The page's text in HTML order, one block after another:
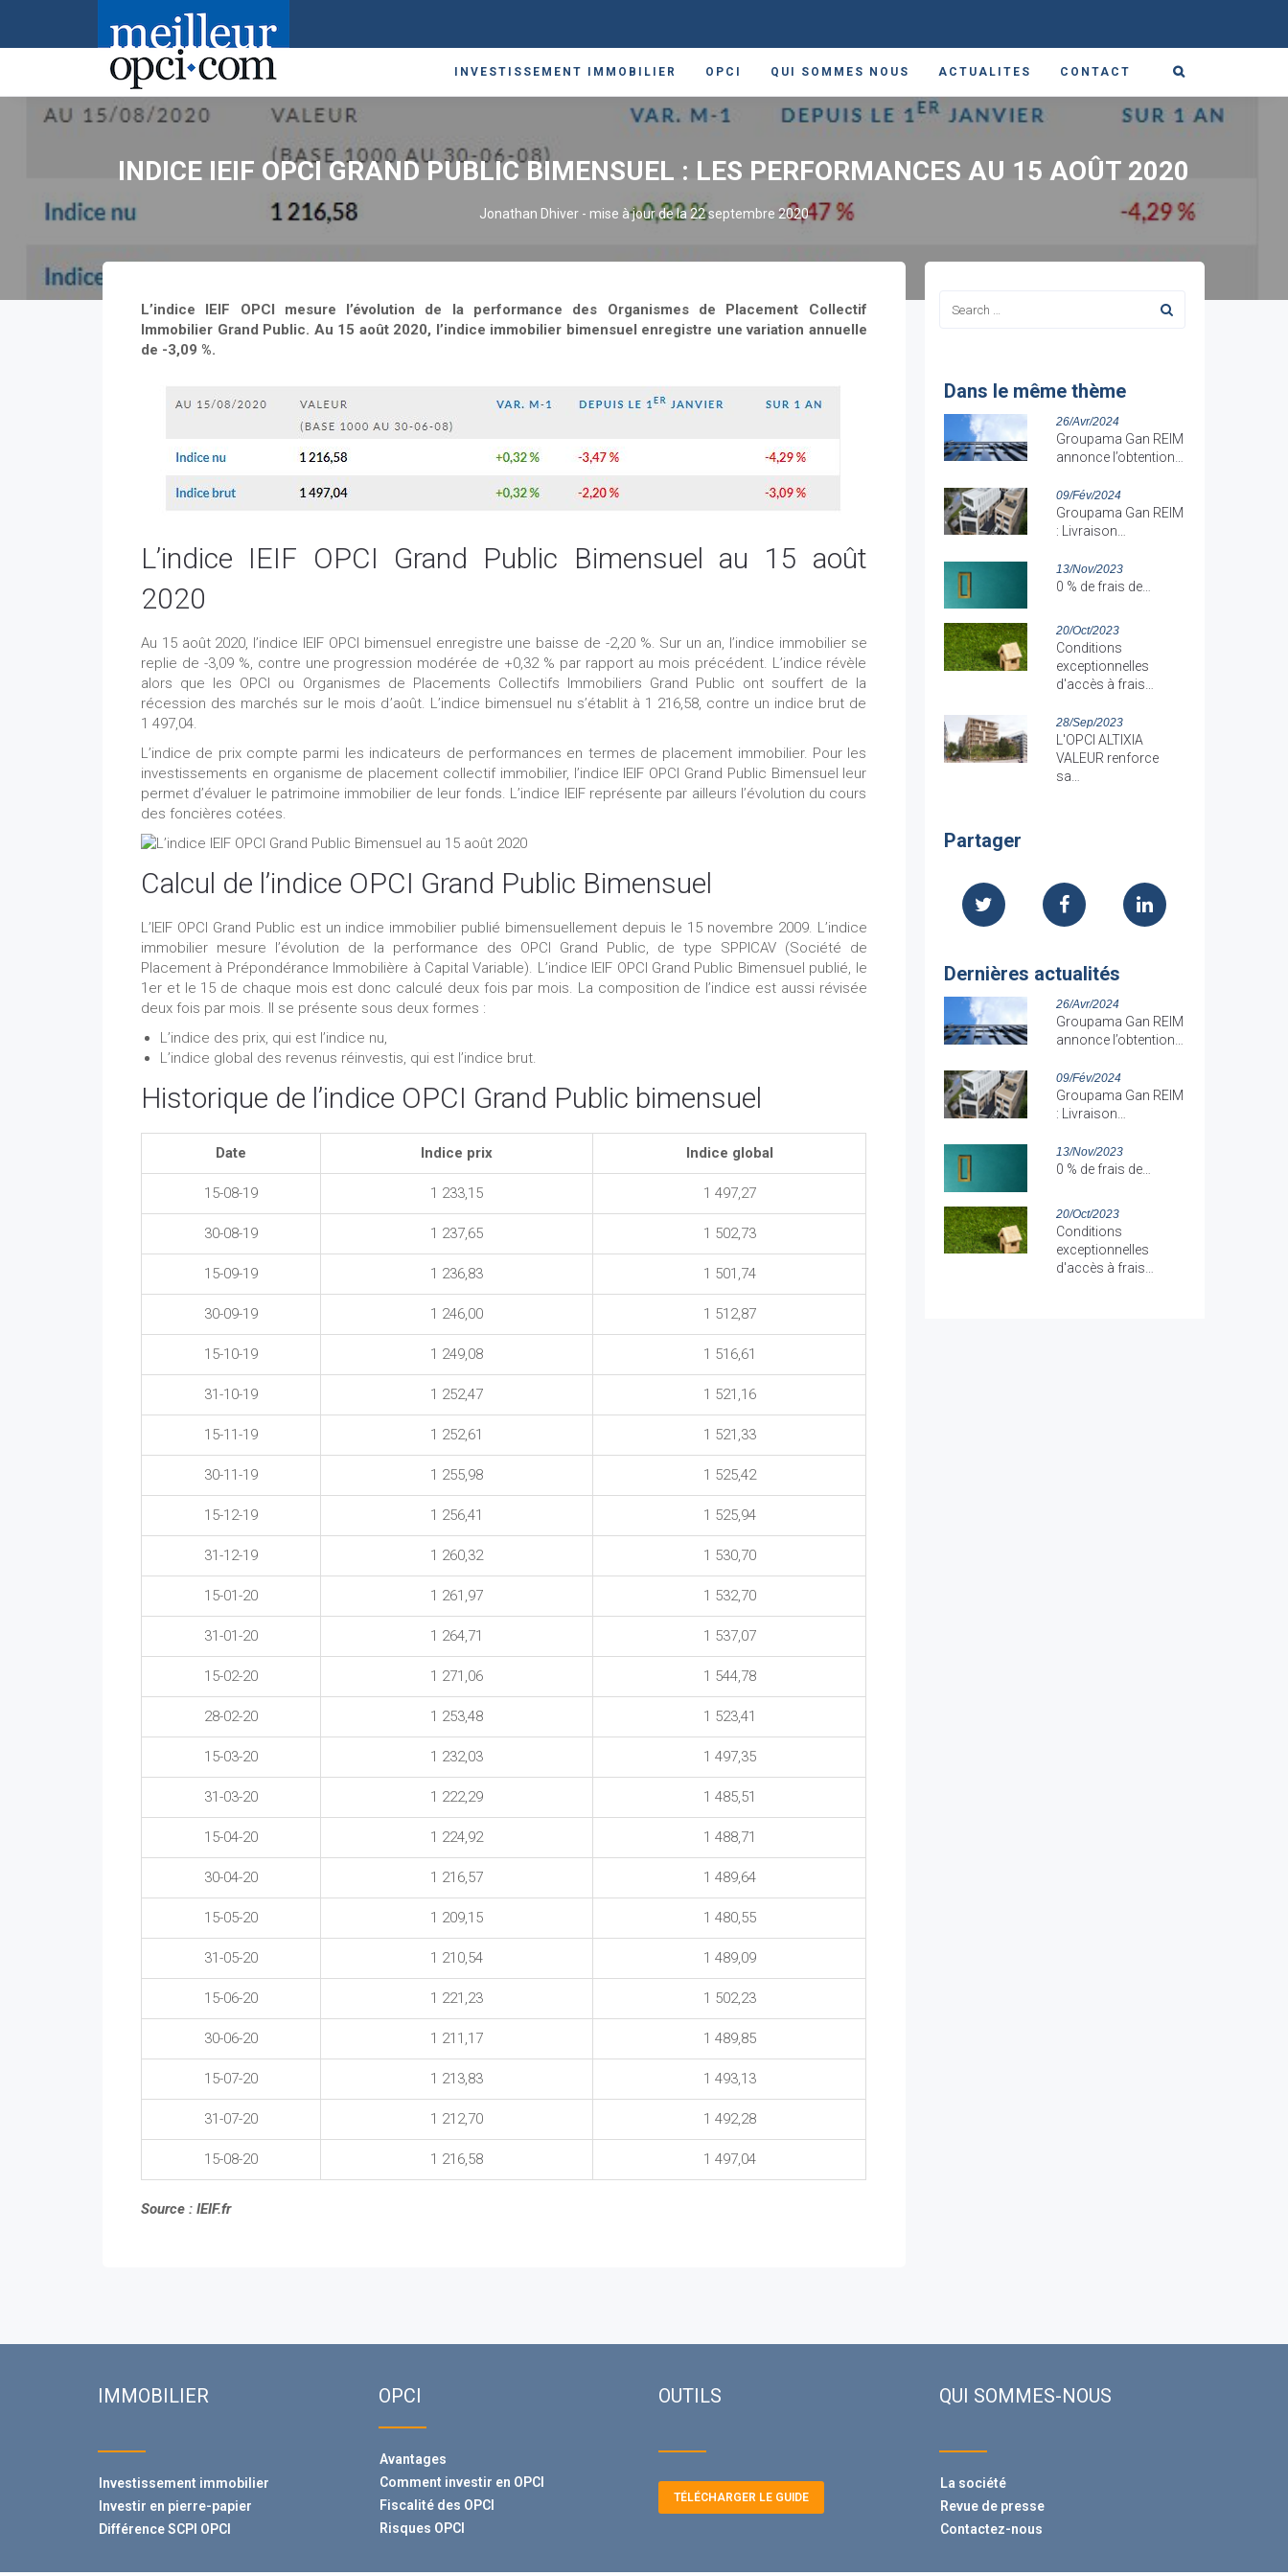
INVESTISSEMENT IMMOBILIER OPCI QUI SOMMES NOUS ACTUALITES CONTACT
Accueil>OPCI>Indice IEIF OPCI Grand Public Bimensuel : les performances au 15 août 2020
INDICE IEIF OPCI GRAND PUBLIC BIMENSUEL : LES PERFORMANCES AU 15 AOÛT 2020
Jonathan Dhiver - mise à jour de la 22 septembre 2020
L’indice IEIF OPCI mesure l’évolution de la performance des Organismes de Placement Collectif
Immobilier Grand Public. Au 15 août 2020, l’indice immobilier bimensuel enregistre une variation annuelle
de -3,09 %.
L’indice IEIF OPCI Grand Public Bimensuel au 15 août
2020
Au 15 août 2020, l’indice IEIF OPCI bimensuel enregistre une baisse de -2,20 %. Sur un an, l’indice immobilier se
replie de -3,09 %, contre une progression modérée de +0,32 % par rapport au mois précédent. L’indice révèle
alors que les OPCI ou Organismes de Placements Collectifs Immobiliers Grand Public ont souffert de la
récession des marchés sur le mois d’août. L’indice bimensuel nu s’établit à 1 216,58, contre un indice brut de
1 497,04.
L’indice de prix compte parmi les indicateurs de performances en termes de placement immobilier. Pour les
investissements en organisme de placement collectif immobilier, l’indice IEIF OPCI Grand Public Bimensuel leur
permet d’évaluer le patrimoine immobilier de leur fonds. L’indice IEIF représente par ailleurs l’évolution du cours
des foncières cotées.
Calcul de l’indice OPCI Grand Public Bimensuel
L’IEIF OPCI Grand Public est un indice immobilier publié bimensuellement depuis le 15 novembre 2009. L’indice
immobilier mesure l’évolution de la performance des OPCI Grand Public, de type SPPICAV (Société de
Placement à Prépondérance Immobilière à Capital Variable). L’indice IEIF OPCI Grand Public Bimensuel publié, le
1er et le 15 de chaque mois est donc calculé deux fois par mois. La composition de l’indice est aussi révisée
deux fois par mois. Il se présente sous deux formes :
L’indice des prix, qui est l’indice nu,
L’indice global des revenus réinvestis, qui est l’indice brut.
Historique de l’indice OPCI Grand Public bimensuel
Date Indice prix Indice global
15-08-19 1 233,15 1 497,27
30-08-19 1 237,65 1 502,73
15-09-19 1 236,83 1 501,74
30-09-19 1 246,00 1 512,87
15-10-19 1 249,08 1 516,61
31-10-19 1 252,47 1 521,16
15-11-19 1 252,61 1 521,33
30-11-19 1 255,98 1 525,42
15-12-19 1 256,41 1 525,94
31-12-19 1 260,32 1 530,70
15-01-20 1 261,97 1 532,70
31-01-20 1 264,71 1 537,07
15-02-20 1 271,06 1 544,78
28-02-20 1 253,48 1 523,41
15-03-20 1 232,03 1 497,35
31-03-20 1 222,29 1 485,51
15-04-20 1 224,92 1 488,71
30-04-20 1 216,57 1 489,64
15-05-20 1 209,15 1 480,55
31-05-20 1 210,54 1 489,09
15-06-20 1 221,23 1 502,23
30-06-20 1 211,17 1 489,85
15-07-20 1 213,83 1 493,13
31-07-20 1 212,70 1 492,28
15-08-20 1 216,58 1 497,04
Source : IEIF.fr
Dans le même thème
26/Avr/2024
Groupama Gan REIM
annonce l’obtention…
09/Fév/2024
Groupama Gan REIM
: Livraison…
13/Nov/2023
0 % de frais de…
20/Oct/2023
Conditions
exceptionnelles
d'accès à frais…
28/Sep/2023
L'OPCI ALTIXIA
VALEUR renforce
sa…
Partager
Dernières actualités
26/Avr/2024
Groupama Gan REIM
annonce l’obtention…
09/Fév/2024
Groupama Gan REIM
: Livraison…
13/Nov/2023
0 % de frais de…
20/Oct/2023
Conditions
exceptionnelles
d'accès à frais…
IMMOBILIER
Investissement immobilier
Investir en pierre-papier
Différence SCPI OPCI
OPCI
Avantages
Comment investir en OPCI
Fiscalité des OPCI
Risques OPCI
OUTILS
TÉLÉCHARGER LE GUIDE
QUI SOMMES-NOUS
La société
Revue de presse
Contactez-nous